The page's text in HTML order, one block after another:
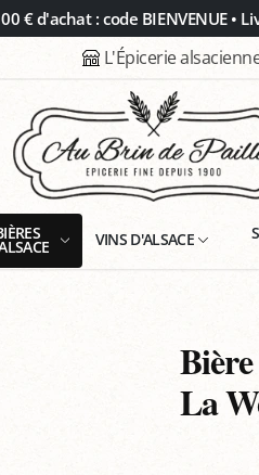
€ d'achat : code BIENVENUE •
L'Épicerie
VINS D'ALSACE
La